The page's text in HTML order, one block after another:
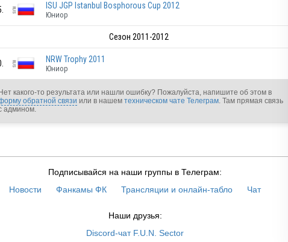
RUS
ISU JGP Istanbul Bosphorous Cup 2012
Юниор
Сезон 2011-2012
NRW Trophy 2011
Юниор
Нет какого-то результата или нашли ошибку? Пожалуйста, напишите об этом в
обратной связи или в нашем техническом чате Телеграм. Там прямая связь
админом.
Подписывайся на наши группы в Телеграм:
Новости
Фанкамы ФК Трансляции и онлайн-табло Чат
Наши друзья:
Discord-чат F.U.N. Sector